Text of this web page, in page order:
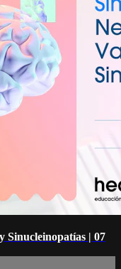
Sinucleinopatías | 07